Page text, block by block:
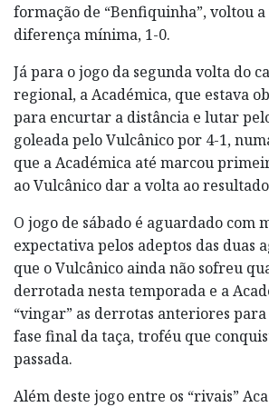
formação de “Benfiquinha”, voltou
diferença mínima, 1-0.
Já para o jogo da segunda volta do
regional, a Académica, que estava
para encurtar a distância e lutar
goleada pelo Vulcânico por 4-1,
que a Académica até marcou
ao Vulcânico dar a volta ao
O jogo de sábado é aguardado com
expectativa pelos adeptos das duas
que o Vulcânico ainda não sofreu
derrotada nesta temporada e a
“vingar” as derrotas anteriores
fase final da taça, troféu que
passada.
Além deste jogo entre os “rivais”